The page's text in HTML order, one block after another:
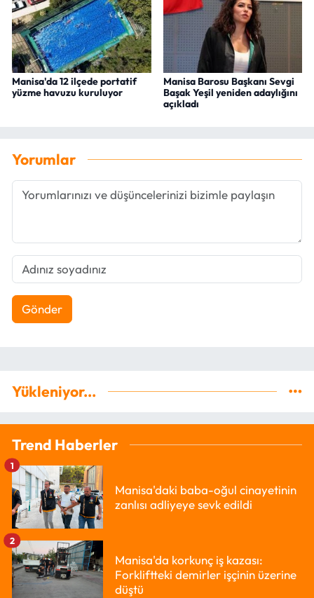
Manisa'da 12 ilçede portatif
yüzme havuzu kuruluyor
Manisa Barosu Başkanı Sevgi
Başak Yeşil yeniden adaylığını
açıkladı
Yorumlar
Gönder
Yükleniyor...
Trend Haberler
Manisa'daki baba-oğul cinayetinin
zanlısı adliyeye sevk edildi
1
Manisa'da korkunç iş kazası:
Forkliftteki demirler işçinin üzerine
düştü
2